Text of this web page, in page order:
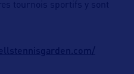
tournois sportifs y sont